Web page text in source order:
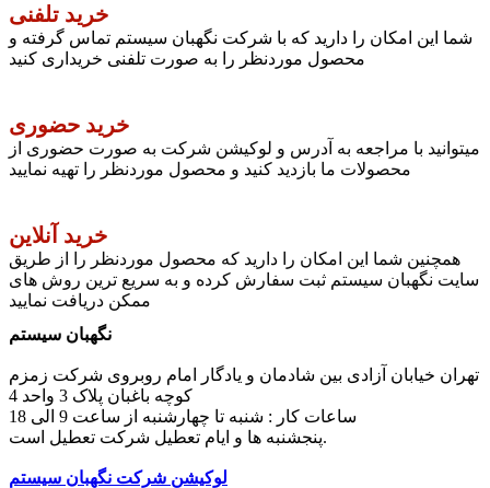
خرید تلفنی
شما این امکان را دارید که با شرکت نگهبان سیستم تماس گرفته و
محصول موردنظر را به صورت تلفنی خریداری کنید
خرید حضوری
میتوانید با مراجعه به آدرس و لوکیشن شرکت به صورت حضوری از
محصولات ما بازدید کنید و محصول موردنظر را تهیه نمایید
خرید آنلاین
همچنین شما این امکان را دارید که محصول موردنظر را از طریق
سایت نگهبان سیستم ثبت سفارش کرده و به سریع ترین روش های
ممکن دریافت نمایید
نگهبان سیستم
تهران خیابان آزادی بین شادمان و یادگار امام روبروی شرکت زمزم
کوچه باغبان پلاک 3 واحد 4
پنجشنبه ها و ایام تعطیل شرکت تعطیل است.
لوکیشن شرکت نگهبان سیستم